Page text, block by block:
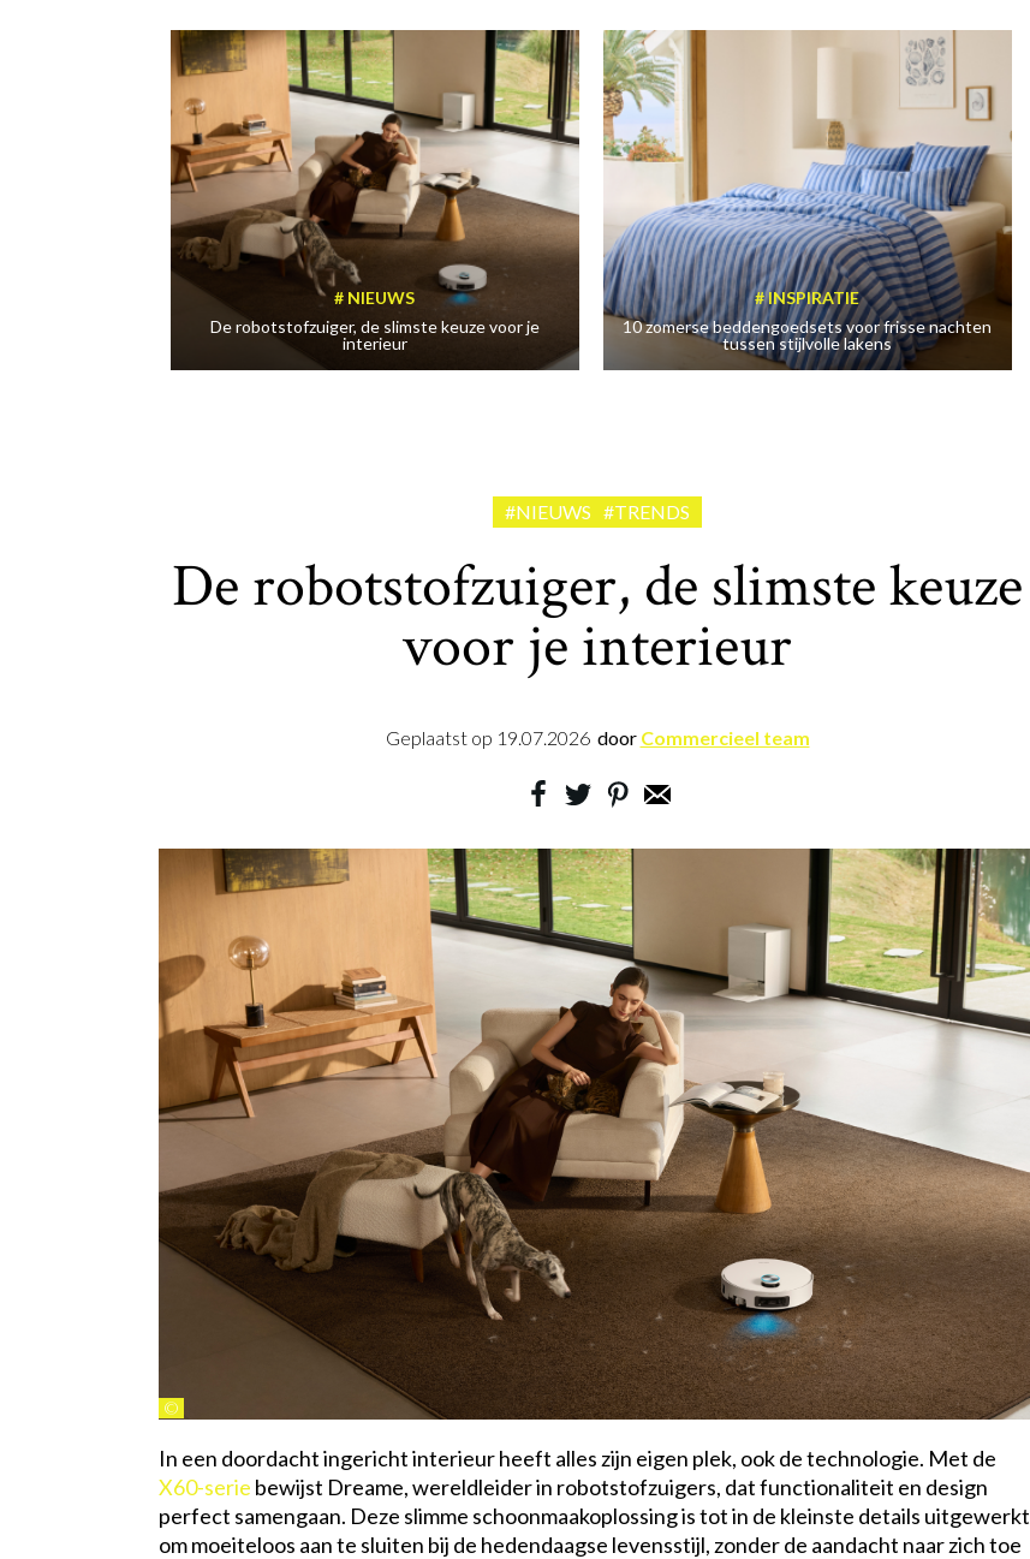
NIEUWS
De robotstofzuiger, de slimste keuze voor je
interieur
INSPIRATIE
10 zomerse beddengoedsets voor frisse nachten
tussen stijlvolle lakens
#NIEUWS #TRENDS
De robotstofzuiger, de slimste keuze
voor je interieur
Geplaatst op 19.07.2026 door Commercieel team
©
In een doordacht ingericht interieur heeft alles zijn eigen plek, ook de technologie. Met de
X60-serie bewijst Dreame, wereldleider in robotstofzuigers, dat functionaliteit en design
perfect samengaan. Deze slimme schoonmaakoplossing is tot in de kleinste details uitgewerkt
om moeiteloos aan te sluiten bij de hedendaagse levensstijl, zonder de aandacht naar zich toe